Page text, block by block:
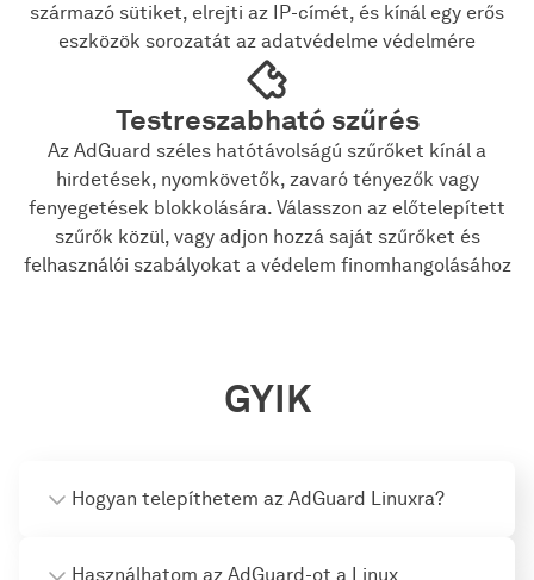
származó sütiket, elrejti az IP-címét, és kínál egy erős
eszközök sorozatát az adatvédelme védelmére
Testreszabható szűrés
Az AdGuard széles hatótávolságú szűrőket kínál a
hirdetések, nyomkövetők, zavaró tényezők vagy
fenyegetések blokkolására. Válasszon az előtelepített
szűrők közül, vagy adjon hozzá saját szűrőket és
felhasználói szabályokat a védelem finomhangolásához
GYIK
Hogyan telepíthetem az AdGuard Linuxra?
Használhatom az AdGuard-ot a Linux